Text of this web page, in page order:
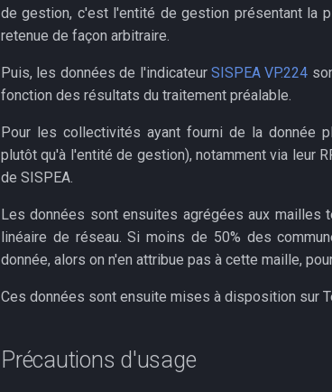
de gestion, c'est l'entité de gestion présentant la
retenue de façon arbitraire.
Puis, les données de l'indicateur SISPEA VP.224
fonction des résultats du traitement préalable.
Pour les collectivités ayant fourni de la donnée
plutôt qu'à l'entité de gestion), notamment via leur
de SISPEA.
Les données sont ensuites agrégées aux mailles
linéaire de réseau. Si moins de 50% des
donnée, alors on n'en attribue pas à cette maille,
Ces données sont ensuite mises à disposition sur
Précautions d'usage